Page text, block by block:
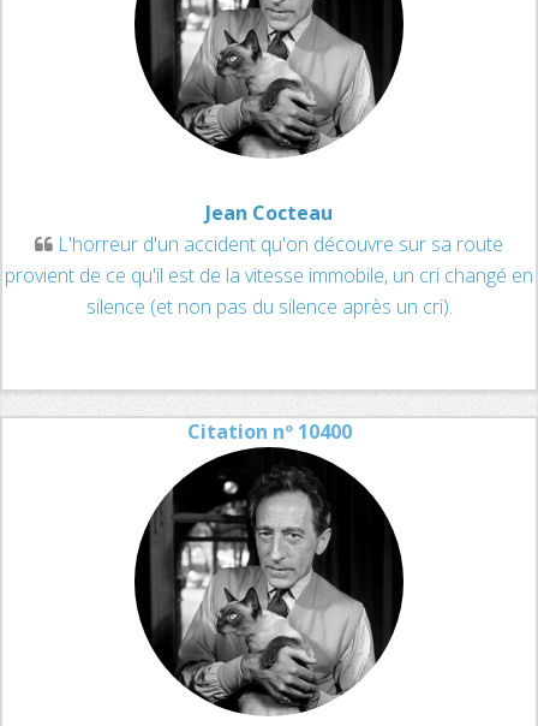
Jean Cocteau
L'horreur d'un accident qu'on découvre sur sa route
provient de ce qu'il est de la vitesse immobile, un cri changé en
silence (et non pas du silence après un cri).
Citation nº 10400